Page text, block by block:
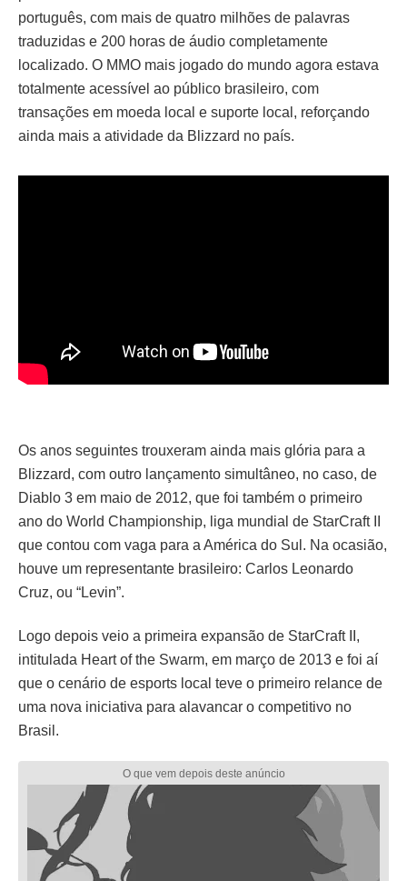
português, com mais de quatro milhões de palavras
traduzidas e 200 horas de áudio completamente
localizado. O MMO mais jogado do mundo agora estava
totalmente acessível ao público brasileiro, com
transações em moeda local e suporte local, reforçando
ainda mais a atividade da Blizzard no país.
Os anos seguintes trouxeram ainda mais glória para a
Blizzard, com outro lançamento simultâneo, no caso, de
Diablo 3 em maio de 2012, que foi também o primeiro
ano do World Championship, liga mundial de StarCraft II
que contou com vaga para a América do Sul. Na ocasião,
houve um representante brasileiro: Carlos Leonardo
Cruz, ou “Levin”.
Logo depois veio a primeira expansão de StarCraft II,
intitulada Heart of the Swarm, em março de 2013 e foi aí
que o cenário de esports local teve o primeiro relance de
uma nova iniciativa para alavancar o competitivo no
Brasil.